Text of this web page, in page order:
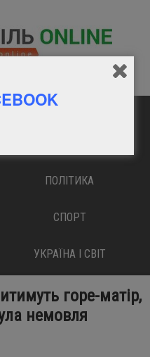
ПОЛІТИКА
СПОРТ
УКРАЇНА І СВІТ
горе-матір,
немовля